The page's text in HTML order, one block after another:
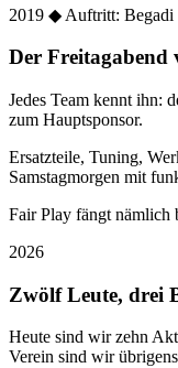
2019 ◆ Auftritt: Begadi
Der Freitagabend
Jedes Team kennt ihn:
zum Hauptsponsor.
Ersatzteile, Tuning,
Samstagmorgen mit
Fair Play fängt nämlich
2026
Zwölf Leute, drei
Heute sind wir zehn
Verein sind wir